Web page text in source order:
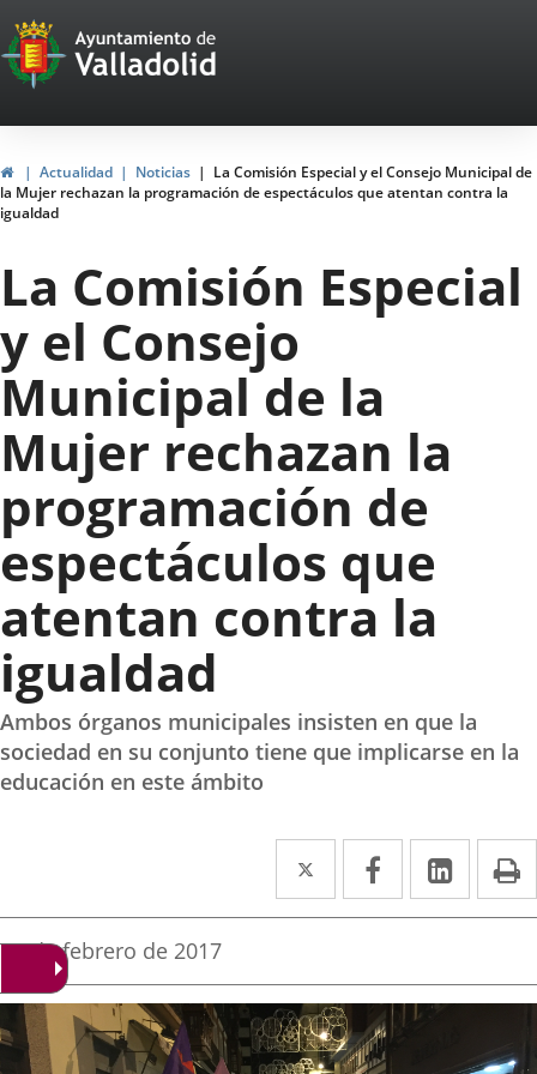
Portal
Web
del
Ayuntamiento
de
Valladolid
HomeActualidad Noticias
La Comisión Especial y el Consejo Municipal de
la Mujer rechazan la programación de espectáculos que atentan contra la
igualdad
La Comisión Especial
y el Consejo
Municipal de la
Mujer rechazan la
programación de
espectáculos que
atentan contra la
igualdad
Ambos órganos municipales insisten en que la
sociedad en su conjunto tiene que implicarse en la
educación en este ámbito
Twitter
Enlace
a
aplicación
externa.
Facebook
Enlace
a
aplicación
externa.
Enlace
a
Fecha
la
noticia
23 de febrero de 2017